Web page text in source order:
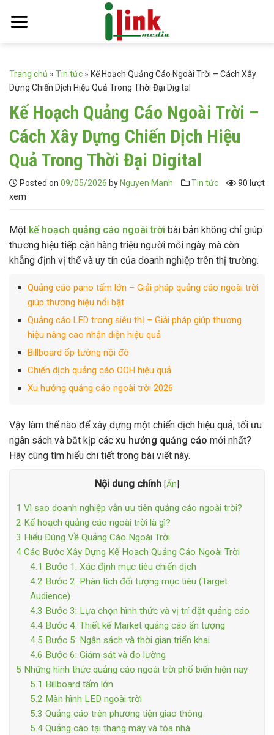
Trang chủ » Tin tức » Kế Hoạch Quảng Cáo Ngoài Trời – Cách Xây
Dựng Chiến Dịch Hiệu Quả Trong Thời Đại Digital
Kế Hoạch Quảng Cáo Ngoài Trời –
Cách Xây Dựng Chiến Dịch Hiệu
Quả Trong Thời Đại Digital
Posted on 09/05/2026 by Nguyen Manh Tin tức
90 lượt
xem
Một kế hoạch quảng cáo ngoài trời bài bản không chỉ giúp
thương hiệu tiếp cận hàng triệu người mỗi ngày mà còn
khẳng định vị thế và uy tín của doanh nghiệp trên thị trường.
Quảng cáo pano tấm lớn – Giải pháp quảng cáo ngoài trời
giúp thương hiệu nổi bật
Quảng cáo LED trong siêu thị – Giải pháp giúp thương
hiệu nâng cao nhận diện hiệu quả
Billboard ốp tường nội đô
Chiến dịch quảng cáo OOH hiệu quả
Xu hướng quảng cáo ngoài trời 2026
Vậy làm thế nào để xây dựng một chiến dịch hiệu quả, tối ưu
ngân sách và bắt kịp các xu hướng quảng cáo mới nhất?
Hãy cùng tìm hiểu chi tiết trong bài viết này.
Nội dung chính [Ẩn
1 Vì sao doanh nghiệp vẫn ưu tiên quảng cáo ngoài trời?
2 Kế hoạch quảng cáo ngoài trời là gì?
3 Hiểu Đúng Về Quảng Cáo Ngoài Trời
4 Các Bước Xây Dựng Kế Hoạch Quảng Cáo Ngoài Trời
4.1 Bước 1: Xác định mục tiêu chiến dịch
4.2 Bước 2: Phân tích đối tượng mục tiêu (Target
Audience)
4.3 Bước 3: Lựa chọn hình thức và vị trí đặt quảng cáo
4.4Bước 4: Thiết kế Market quảng cáo ấn tượng
4.5 Bước 5: Ngân sách và thời gian triển khai
4.6 Bước 6: Giám sát và đo lường
5 Những hình thức quảng cáo ngoài trời phổ biến hiện nay
5.1 Billboard tấm lớn
5.2 Màn hình LED ngoài trời
5.3 Quảng cáo trên phương tiện giao thông
5.4Quảng cáo tại thang máy và tòa nhà